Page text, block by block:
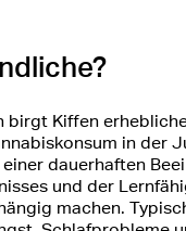
birgt Kiffen
in der
dauerhaften
und der
machen.